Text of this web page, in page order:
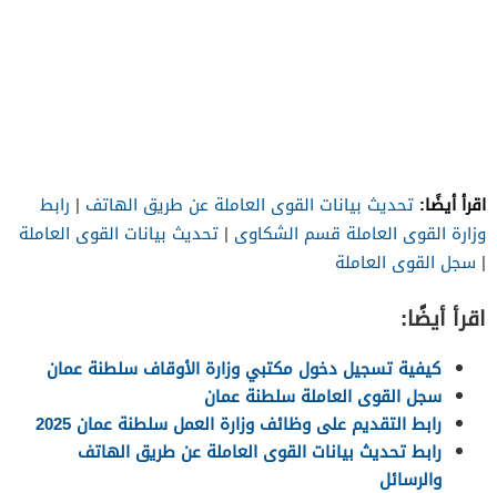
اقرأ أيضًا: تحديث بيانات القوى العاملة عن طريق الهاتف | رابط
وزارة القوى العاملة قسم الشكاوى | تحديث بيانات القوى العاملة
| سجل القوى العاملة
اقرأ أيضًا:
كيفية تسجيل دخول مكتبي وزارة الأوقاف سلطنة عمان
سجل القوى العاملة سلطنة عمان
رابط التقديم على وظائف وزارة العمل سلطنة عمان 2025
رابط تحديث بيانات القوى العاملة عن طريق الهاتف
والرسائل